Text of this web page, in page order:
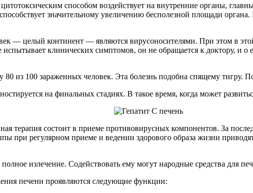
способом воздействует на внутренние органы,
значительному увеличению бесполезной площади
— целый континент — являются вирусоносителями. При этом в
клинических симптомов, он не обращается к доктору, и
из 100 зараженных человек. Эта болезнь подобна спящему тигру.
на финальных стадиях. В такое время, когда может
терапия состоит в приеме противовирусных компонентов. За
при регулярном приеме и ведении здорового образа жизни
излечение. Содействовать ему могут народные средства для
печени проявляются следующие функции: